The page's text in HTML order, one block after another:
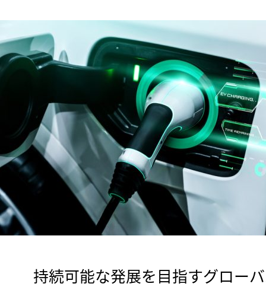
持続可能な発展を目指すグロー